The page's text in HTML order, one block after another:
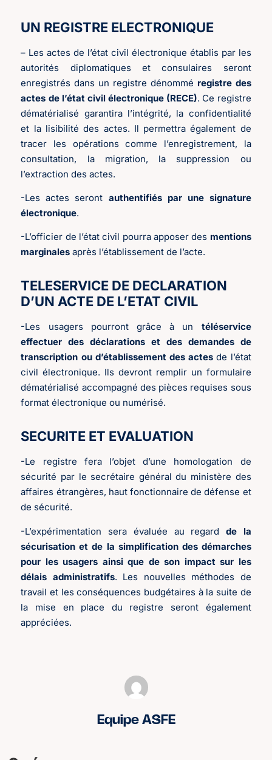
UN REGISTRE ELECTRONIQUE
– Les actes de l’état civil électronique établis par les
autorités diplomatiques et consulaires seront
enregistrés dans un registre dénommé registre des
actes de l’état civil électronique (RECE). Ce registre
dématérialisé garantira l’intégrité, la confidentialité
et la lisibilité des actes. Il permettra également de
tracer les opérations comme l’enregistrement, la
consultation, la migration, la suppression ou
l’extraction des actes.
-Les actes seront authentifiés par une signature
électronique.
-L’officier de l’état civil pourra apposer des mentions
marginales après l’établissement de l’acte.
TELESERVICE DE DECLARATION
D’UN ACTE DE L’ETAT CIVIL
-Les usagers pourront grâce à un téléservice
effectuer des déclarations et des demandes de
transcription ou d’établissement des actes de l’état
civil électronique. Ils devront remplir un formulaire
dématérialisé accompagné des pièces requises sous
format électronique ou numérisé.
SECURITE ET EVALUATION
-Le registre fera l’objet d’une homologation de
sécurité par le secrétaire général du ministère des
affaires étrangères, haut fonctionnaire de défense et
de sécurité.
-L’expérimentation sera évaluée au regard de la
sécurisation et de la simplification des démarches
pour les usagers ainsi que de son impact sur les
délais administratifs. Les nouvelles méthodes de
travail et les conséquences budgétaires à la suite de
la mise en place du registre seront également
appréciées.
Equipe ASFE